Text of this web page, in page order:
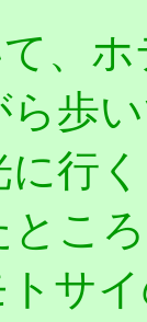
て、
歩
行
こ
サ